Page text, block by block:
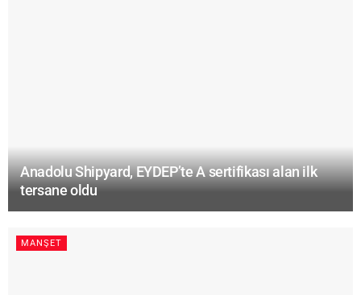
Anadolu Shipyard, EYDEP’te A sertifikası alan ilk
tersane oldu
MANŞET